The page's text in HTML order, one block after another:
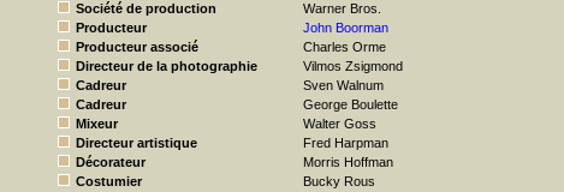
Société de production
Warner Bros.
Producteur
John Boorman
Producteur associé
Charles Orme
Directeur de la photographie
Vilmos Zsigmond
Cadreur
Sven Walnum
Cadreur
George Boulette
Mixeur
Walter Goss
Directeur artistique
Fred Harpman
Décorateur
Morris Hoffman
Costumier
Bucky Rous